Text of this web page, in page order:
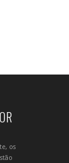
os